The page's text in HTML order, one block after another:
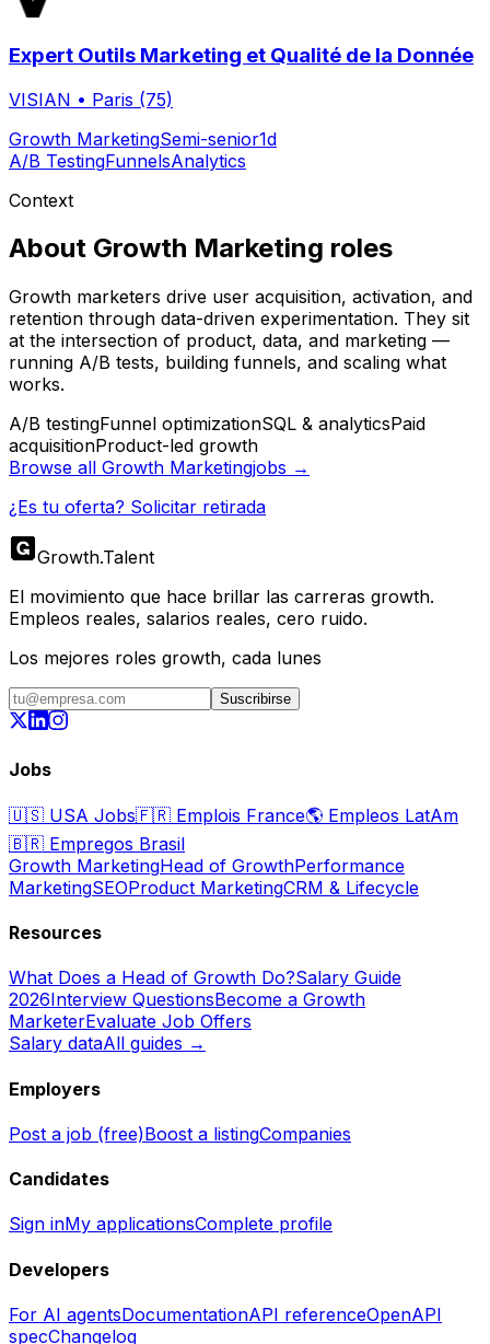
Expert Outils Marketing et Qualité de la Donnée
VISIAN • Paris (75)
Growth MarketingSemi-senior1d
A/B TestingFunnelsAnalytics
Context
About Growth Marketing roles
Growth marketers drive user acquisition, activation, and
retention through data-driven experimentation. They sit
at the intersection of product, data, and marketing —
running A/B tests, building funnels, and scaling what
works.
A/B testingFunnel optimizationSQL & analyticsPaid
acquisitionProduct-led growth
Browse all Growth Marketingjobs →
¿Es tu oferta? Solicitar retirada
Growth.Talent
El movimiento que hace brillar las carreras growth.
Empleos reales, salarios reales, cero ruido.
Los mejores roles growth, cada lunes
Suscribirse
Jobs
🇺🇸 USA Jobs🇫🇷 Emplois France🌎 Empleos LatAm
🇧🇷 Empregos Brasil
Growth MarketingHead of GrowthPerformance
MarketingSEOProduct MarketingCRM & Lifecycle
Resources
What Does a Head of Growth Do?Salary Guide
2026Interview QuestionsBecome a Growth
MarketerEvaluate Job Offers
Salary dataAll guides →
Employers
Post a job (free)Boost a listingCompanies
Candidates
Sign inMy applicationsComplete profile
Developers
For AI agentsDocumentationAPI referenceOpenAPI
specChangelog